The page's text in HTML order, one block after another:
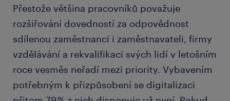
Přestože většina pracovníků považuje
rozšiřování dovedností za odpovědnost
sdílenou zaměstnanci i zaměstnavateli, firmy
vzdělávání a rekvalifikaci svých lidí v letošním
roce vesměs neřadí mezi priority. Vybavením
potřebným k přizpůsobení se digitalizaci